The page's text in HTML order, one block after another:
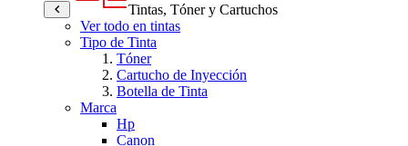
Tintas, Tóner y Cartuchos
Ver todo en tintas
Tipo de Tinta
Tóner
Cartucho de Inyección
Botella de Tinta
Marca
Hp
Canon